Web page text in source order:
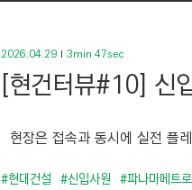
2026.04.29 3min 47sec
[현건터뷰#10] 신
현장은 접속과 동시에 실전 플
#현대건설 #신입사원 #파나마메트로